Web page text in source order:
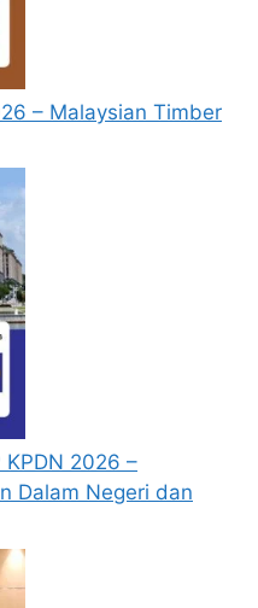
– Malaysian Timber
KPDN 2026 –
Dalam Negeri dan